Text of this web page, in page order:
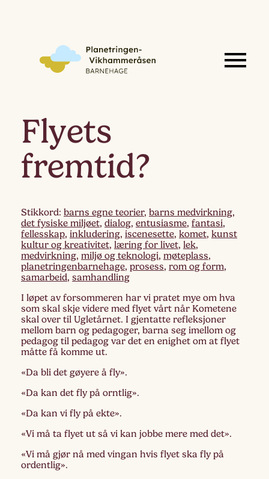
Flyets
fremtid?
Stikkord: barns egne teorier, barns medvirkning,
det fysiske miljøet, dialog, entusiasme, fantasi,
fellesskap, inkludering, iscenesette, komet, kunst
kultur og kreativitet, læring for livet, lek,
medvirkning, miljø og teknologi, møteplass,
planetringenbarnehage, prosess, rom og form,
samarbeid, samhandling
I løpet av forsommeren har vi pratet mye om hva
som skal skje videre med flyet vårt når Kometene
skal over til Ugletårnet. I gjentatte refleksjoner
mellom barn og pedagoger, barna seg imellom og
pedagog til pedagog var det en enighet om at flyet
måtte få komme ut.
«Da bli det gøyere å fly».
«Da kan det fly på orntlig».
«Da kan vi fly på ekte».
«Vi må ta flyet ut så vi kan jobbe mere med det».
«Vi må gjør nå med vingan hvis flyet ska fly på
ordentlig».